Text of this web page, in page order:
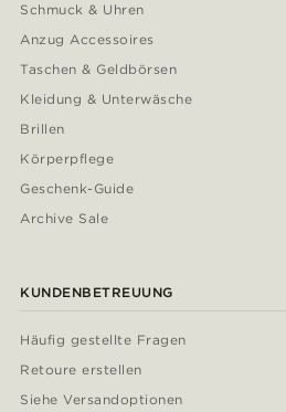
Schmuck & Uhren
Anzug Accessoires
Taschen & Geldbörsen
Kleidung & Unterwäsche
Brillen
Körperpflege
Geschenk-Guide
Archive Sale
KUNDENBETREUUNG
Häufig gestellte Fragen
Retoure erstellen
Siehe Versandoptionen